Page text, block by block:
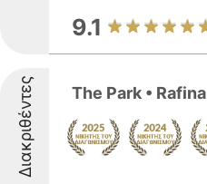
9.1
Διακριθέντες The Park • Rafina